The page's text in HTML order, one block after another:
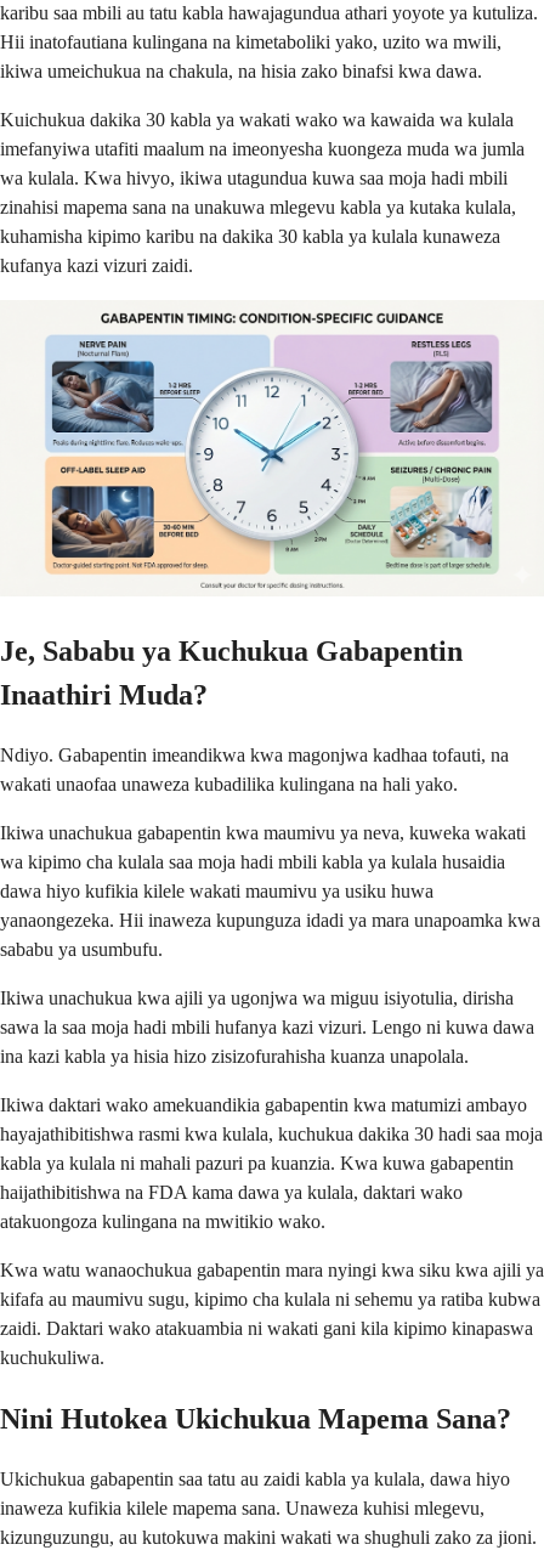
karibu saa mbili au tatu kabla hawajagundua athari yoyote ya kutuliza.
Hii inatofautiana kulingana na kimetaboliki yako, uzito wa mwili,
ikiwa umeichukua na chakula, na hisia zako binafsi kwa dawa.
Kuichukua dakika 30 kabla ya wakati wako wa kawaida wa kulala
imefanyiwa utafiti maalum na imeonyesha kuongeza muda wa jumla
wa kulala. Kwa hivyo, ikiwa utagundua kuwa saa moja hadi mbili
zinahisi mapema sana na unakuwa mlegevu kabla ya kutaka kulala,
kuhamisha kipimo karibu na dakika 30 kabla ya kulala kunaweza
kufanya kazi vizuri zaidi.
Je, Sababu ya Kuchukua Gabapentin
Inaathiri Muda?
Ndiyo. Gabapentin imeandikwa kwa magonjwa kadhaa tofauti, na
wakati unaofaa unaweza kubadilika kulingana na hali yako.
Ikiwa unachukua gabapentin kwa maumivu ya neva, kuweka wakati
wa kipimo cha kulala saa moja hadi mbili kabla ya kulala husaidia
dawa hiyo kufikia kilele wakati maumivu ya usiku huwa
yanaongezeka. Hii inaweza kupunguza idadi ya mara unapoamka kwa
sababu ya usumbufu.
Ikiwa unachukua kwa ajili ya ugonjwa wa miguu isiyotulia, dirisha
sawa la saa moja hadi mbili hufanya kazi vizuri. Lengo ni kuwa dawa
ina kazi kabla ya hisia hizo zisizofurahisha kuanza unapolala.
Ikiwa daktari wako amekuandikia gabapentin kwa matumizi ambayo
hayajathibitishwa rasmi kwa kulala, kuchukua dakika 30 hadi saa moja
kabla ya kulala ni mahali pazuri pa kuanzia. Kwa kuwa gabapentin
haijathibitishwa na FDA kama dawa ya kulala, daktari wako
atakuongoza kulingana na mwitikio wako.
Kwa watu wanaochukua gabapentin mara nyingi kwa siku kwa ajili ya
kifafa au maumivu sugu, kipimo cha kulala ni sehemu ya ratiba kubwa
zaidi. Daktari wako atakuambia ni wakati gani kila kipimo kinapaswa
kuchukuliwa.
Nini Hutokea Ukichukua Mapema Sana?
Ukichukua gabapentin saa tatu au zaidi kabla ya kulala, dawa hiyo
inaweza kufikia kilele mapema sana. Unaweza kuhisi mlegevu,
kizunguzungu, au kutokuwa makini wakati wa shughuli zako za jioni.